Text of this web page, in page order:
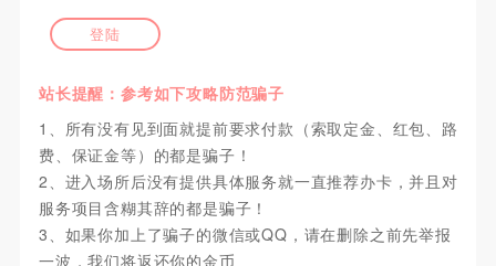
登陆
站长提醒：参考如下攻略防范骗子
1、所有没有见到面就提前要求付款（索取定金、红包、路
费、保证金等）的都是骗子！
2、进入场所后没有提供具体服务就一直推荐办卡，并且对
服务项目含糊其辞的都是骗子！
3、如果你加上了骗子的微信或QQ，请在删除之前先举报
一波，我们将返还你的金币